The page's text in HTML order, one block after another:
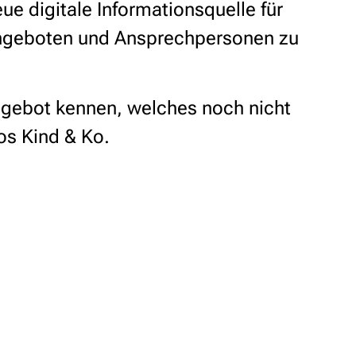
digitale Informationsquelle für
und Ansprechpersonen zu
kennen, welches noch nicht
Kind & Ko.